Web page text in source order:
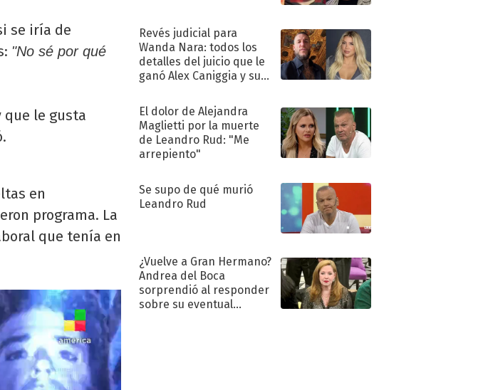
se iría de
"No sé por qué
que le gusta
en
programa. La
que tenía en
Revés judicial para
Wanda Nara: todos los
detalles del juicio que le
ganó Alex Caniggia y sus
El dolor de Alejandra
Maglietti por la muerte
de Leandro Rud: "Me
arrepiento"
Se supo de qué murió
Leandro Rud
¿Vuelve a Gran Hermano?
Andrea del Boca
sorprendió al responder
sobre su eventual